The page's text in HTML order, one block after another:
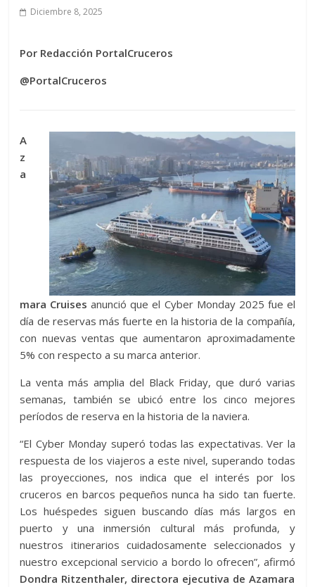
Diciembre 8, 2025
Por Redacción PortalCruceros
@PortalCruceros
A
z
a
mara Cruises anunció que el Cyber ​​Monday 2025 fue el
día de reservas más fuerte en la historia de la compañía,
con nuevas ventas que aumentaron aproximadamente
5% con respecto a su marca anterior.
La venta más amplia del Black Friday, que duró varias
semanas, también se ubicó entre los cinco mejores
períodos de reserva en la historia de la naviera.
“El Cyber ​​Monday superó todas las expectativas. Ver la
respuesta de los viajeros a este nivel, superando todas
las proyecciones, nos indica que el interés por los
cruceros en barcos pequeños nunca ha sido tan fuerte.
Los huéspedes siguen buscando días más largos en
puerto y una inmersión cultural más profunda, y
nuestros itinerarios cuidadosamente seleccionados y
nuestro excepcional servicio a bordo lo ofrecen”, afirmó
Dondra Ritzenthaler, directora ejecutiva de Azamara